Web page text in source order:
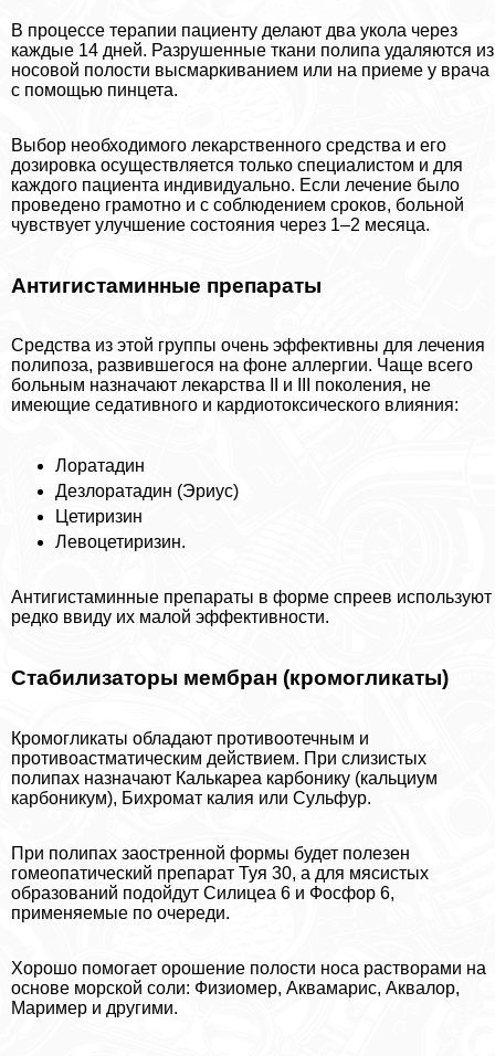
В процессе терапии пациенту делают два укола через
каждые 14 дней. Разрушенные ткани полипа удаляются из
носовой полости высмаркиванием или на приеме у врача
с помощью пинцета.
Выбор необходимого лекарственного средства и его
дозировка осуществляется только специалистом и для
каждого пациента индивидуально. Если лечение было
проведено грамотно и с соблюдением сроков, больной
чувствует улучшение состояния через 1–2 месяца.
Антигистаминные препараты
Средства из этой группы очень эффективны для лечения
полипоза, развившегося на фоне аллергии. Чаще всего
больным назначают лекарства II и III поколения, не
имеющие седативного и кардиотоксического влияния:
Лоратадин
Дезлоратадин (Эриус)
Цетиризин
Левоцетиризин.
Антигистаминные препараты в форме спреев используют
редко ввиду их малой эффективности.
Стабилизаторы мембран (кромогликаты)
Кромогликаты обладают противоотечным и
противоастматическим действием. При слизистых
полипах назначают Калькареа карбонику (кальциум
карбоникум), Бихромат калия или Сульфур.
При полипах заостренной формы будет полезен
гомеопатический препарат Туя 30, а для мясистых
образований подойдут Силицеа 6 и Фосфор 6,
применяемые по очереди.
Хорошо помогает орошение полости носа растворами на
основе морской соли: Физиомер, Аквамарис, Аквалор,
Маример и другими.